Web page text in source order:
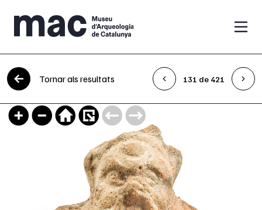
Vés al contingut
Tornar als resultats 131 de 421